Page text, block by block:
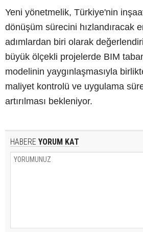
Yeni yönetmelik, Türkiye'nin
dönüşüm sürecini hızlandıracak
adımlardan biri olarak
büyük ölçekli projelerde BIM
modelinin yaygınlaşmasıyla
maliyet kontrolü ve uygulama
artırılması bekleniyor.
HABERE YORUM KAT